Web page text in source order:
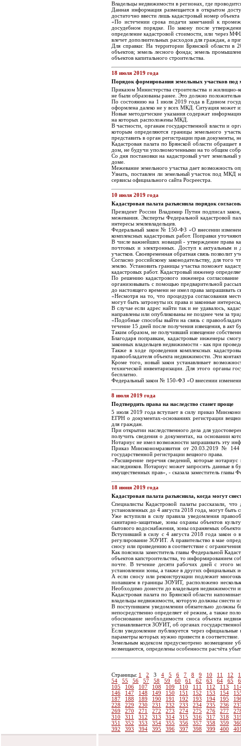
Владельцы недвижимости в регионах, где
Данная информация размещается в открытом
достаточно ввести лишь кадастровый номер
«По истечении срока подачи замечаний к
досудебном порядке. По закону после
определение кадастровой стоимости, или через
влечет дополнительных расходов для граждан, а
Для справки: На территории Брянской области в
объектов; земель лесного фонда; земель
объектов капитального строительства.
18 июля 2019 года
Порядок формирования земельных участков
Приказом Министерства строительства и
не были образованы ранее. Это должно
По состоянию на 1 июля 2019 года в Едином
оформлена далеко не у всех МКД. Ситуация может
Новые методические указания содержат
на которых расположены МКД.
В частности, органам государственной власти и
которым определяются границы земельного
представить в орган регистрации прав документы,
Кадастровая палата по Брянской области
дом, не будучи уполномоченными на то общим
Со дня постановки на кадастровый учет
доме.
Межевание земельного участка дает возможность
Узнать, поставлен ли земельный участок под МКД
сервисы официального сайта Росреестра.
10 июля 2019 года
Кадастровая палата разъяснила порядок
Президент России Владимир Путин подписал
межевания. Эксперты Федеральной кадастровой
интересы землевладельцев.
Федеральный закон № 150-ФЗ «О внесении
комплексных кадастровых работ. Поправки
В числе важнейших новаций - утверждение права
почтовых и электронных. Доступ к актуальным и
участков. Своевременная обратная связь позволит
Согласно российскому законодательству, для того
землю. Установить границы участка поможет
кадастровых работ. Кадастровый инженер
По решению кадастрового инженера
организовывать с помощью предварительной
до настоящего времени не имел права запрашивать
«Несмотря на то, что процедура согласования
могут быть затронуты их права и законные
В случае если адрес найти так и не удавалось,
направлены или опубликованы не позднее чем за
«Подобные способы выйти на связь с
течение 15 дней после получения извещения, в акт
Таким образом, не получивший извещение
Благодаря поправкам, кадастровые инженеры
законных владельцев недвижимости - как при
Также в ходе проведения комплексных
правообладателя объекта недвижимости. Эти
Кроме того, новый закон устанавливает
технической инвентаризации. Для этого органы
бесплатно.
Федеральный закон № 150-ФЗ «О внесении
8 июля 2019 года
Подтвердить права на наследство станет проще
5 июля 2019 года вступает в силу приказ
ЕГРН о документах-основаниях регистрации
для граждан.
При открытии наследственного дела для
получить сведения о документах, на основании
Нотариус не имел возможности запрашивать эту
Приказ Минэкономразвития от 20.03.2019 № 144
государственной регистрации вещного права.
«Расширение перечня сведений, которые
наследников. Нотариус может запросить данные в
имущественных прав», - сказала заместитель главы
18 июня 2019 года
Кадастровая палата разъяснила, когда могут
Специалисты Кадастровой палаты рассказали,
установленных до 4 августа 2018 года, могут быть
Уже вступили в силу правила уведомления
санитарно-защитные, зоны охраны объектов
бытового водоснабжения, зоны охраняемых
Вступивший в силу с 4 августа 2018 года закон о
регулирование ЗОУИТ. А правительство в мае
сносу или приведению в соответствие с
Как пояснила заместитель главы Федеральной
объектов капстроительства, то информированием
почте. В течение десяти рабочих дней с этого
установлении зоны, а также в других официальных
А если сносу или реконструкции подлежит
попавшем в границы ЗОУИТ, расположено
Необходимо донести до владельцев
Кадастровая палата по Брянской области
владельцы недвижимости, которую должны снести
В поступившем уведомлении обязательно должны
непосредственно определяет её режим, а также
обоснование необходимости сноса объекта
устанавливается ЗОУИТ, об органах
Если уведомление публикуется через
параметры которых нужно привести в соответствие.
Земельным кодексом предусмотрено возмещение
возмещаются, определены особенности расчёта
Страницы: 1 2 3 4 5 6 7 8 9 10 11 12
54
55 56 57 58 59 60 61 62 63 64 65
105
106 107 108 109 110 111 112 113
146
147 148 149 150 151 152 153 154
187
188 189 190 191 192 193 194 195
228
229 230 231 232 233 234 235 236
269
270 271 272 273 274 275 276 277
310
311 312 313 314 315 316 317 318
351
352 353 354 355 356 357 358 359
392
393 394 395 396 397 398 399 400 401